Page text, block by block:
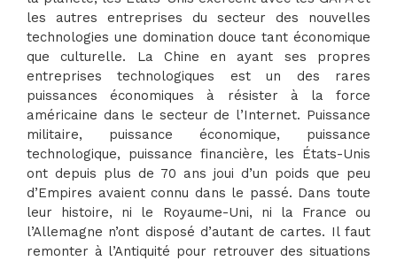
les autres entreprises du secteur des nouvelles
technologies une domination douce tant économique
que culturelle. La Chine en ayant ses propres
entreprises technologiques est un des rares
puissances économiques à résister à la force
américaine dans le secteur de l’Internet. Puissance
militaire, puissance économique, puissance
technologique, puissance financière, les États-Unis
ont depuis plus de 70 ans joui d’un poids que peu
d’Empires avaient connu dans le passé. Dans toute
leur histoire, ni le Royaume-Uni, ni la France ou
l’Allemagne n’ont disposé d’autant de cartes. Il faut
remonter à l’Antiquité pour retrouver des situations